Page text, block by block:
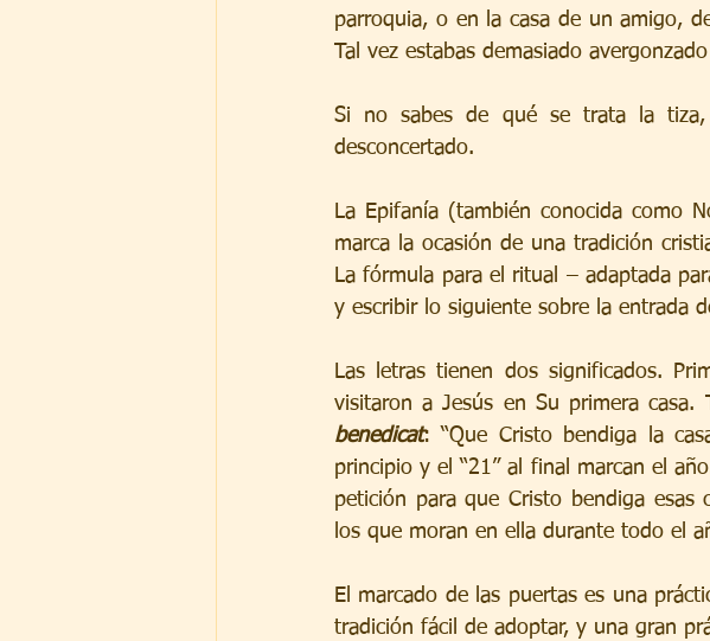
parroquia, o en la casa de un amigo,
Tal vez estabas demasiado
Si no sabes de qué se trata la tiza,
desconcertado.
La Epifanía (también conocida como
marca la ocasión de una tradición
La fórmula para el ritual – adaptada
y escribir lo siguiente sobre la
Las letras tienen dos significados.
visitaron a Jesús en Su primera casa.
benedicat: “Que Cristo bendiga la
principio y el “21” al final marcan el
petición para que Cristo bendiga esas
los que moran en ella durante todo el
El marcado de las puertas es una
tradición fácil de adoptar, y una gran